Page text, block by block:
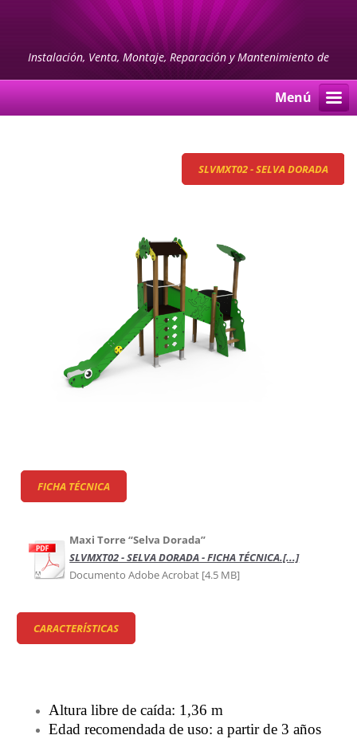
Instalación, Venta, Montaje, Reparación y Mantenimiento de
PARQUES INFANTILES y MOBILIARIO URBANO
Menú
SLVMXT02 - SELVA DORADA
FICHA TÉCNICA
Maxi Torre “Selva Dorada”
SLVMXT02 - SELVA DORADA - FICHA TÉCNICA.[...]
Documento Adobe Acrobat [4.5 MB]
CARACTERÍSTICAS
Altura libre de caída: 1,36 m
Edad recomendada de uso: a partir de 3 años